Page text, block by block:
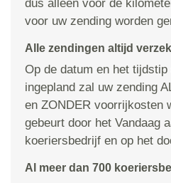
dus alleen voor de
voor uw zending worden
Alle zendingen altijd
Op de datum en het
ingepland zal uw zending
en ZONDER voorrijkosten
gebeurt door het Vandaag
koeriersbedrijf en op het
Al meer dan 700